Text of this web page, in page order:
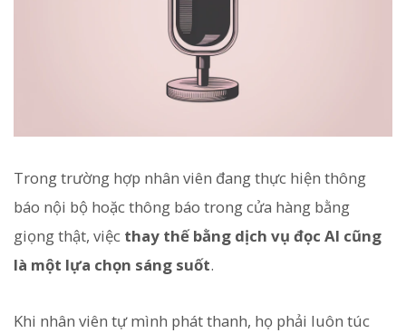
Trong trường hợp nhân viên đang thực hiện thông
báo nội bộ hoặc thông báo trong cửa hàng bằng
giọng thật, việc thay thế bằng dịch vụ đọc AI cũng
là một lựa chọn sáng suốt.
Khi nhân viên tự mình phát thanh, họ phải luôn túc